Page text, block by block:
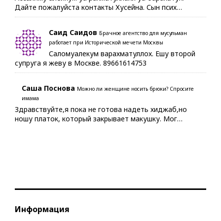
Дайте пожалуйста контакты Хусейна. Сын псих…
Саид Саидов Брачное агентство для мусульман
работает при Исторической мечети Москвы
Саломуалекум варахматуллох. Ешу второй
супруга я жеву в Москве. 89661614753
Саша Поснова Можно ли женщине носить брюки? Спросите
имама
Здравствуйте,я пока не готова надеть хиджаб,но
ношу платок, который закрывает макушку. Мог…
Информация